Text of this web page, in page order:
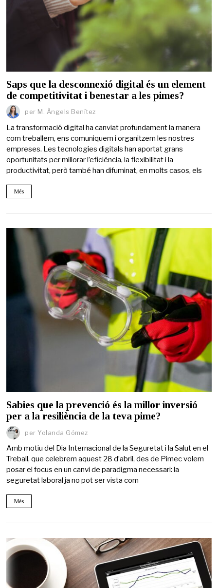
Saps que la desconnexió digital és un element
de competitivitat i benestar a les pimes?
per M. Àngels Benítez
La transformació digital ha canviat profundament la manera
com treballem, ens comuniquem i organitzem les nostres
empreses. Les tecnologies digitals han aportat grans
oportunitats per millorar l’eficiència, la flexibilitat i la
productivitat, però també han difuminat, en molts casos, els
Més
Sabies que la prevenció és la millor inversió
per a la resiliència de la teva pime?
per Yolanda Gómez
Amb motiu del Dia Internacional de la Seguretat i la Salut en el
Treball, que celebrem aquest 28 d’abril, des de Pimec volem
posar el focus en un canvi de paradigma necessari: la
seguretat laboral ja no pot ser vista com
Més